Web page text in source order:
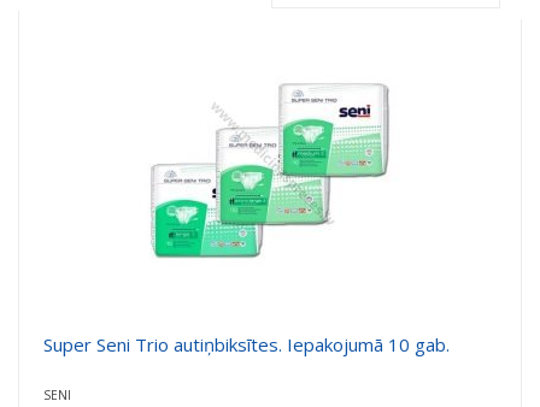
Super Seni Trio autiņbiksītes. Iepakojumā 10 gab.
SENI